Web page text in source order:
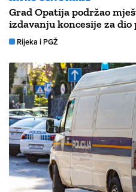
Grad Opatija podržao
izdavanju koncesije za dio
Rijeka i PGŽ